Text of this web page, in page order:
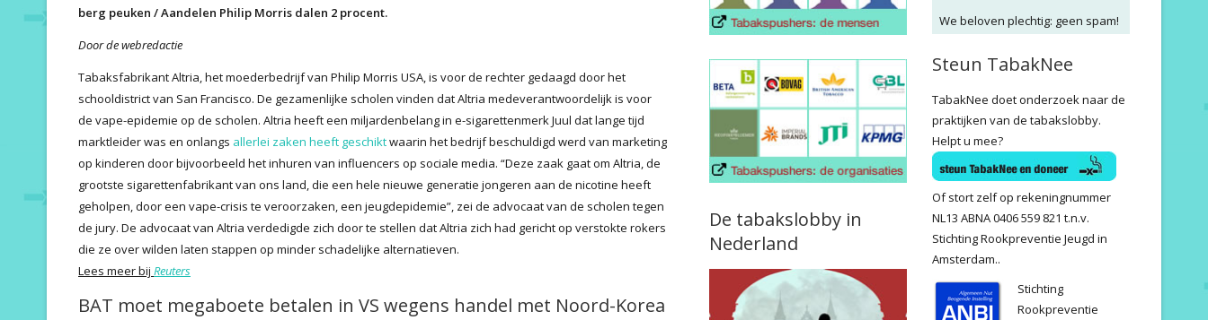
berg peuken / Aandelen Philip Morris dalen 2 procent.
Door de webredactie
Tabaksfabrikant Altria, het moederbedrijf van Philip Morris USA, is voor de rechter gedaagd door het
schooldistrict van San Francisco. De gezamenlijke scholen vinden dat Altria medeverantwoordelijk is voor
de vape-epidemie op de scholen. Altria heeft een miljardenbelang in e-sigarettenmerk Juul dat lange tijd
marktleider was en onlangs allerlei zaken heeft geschiktwaarin het bedrijf beschuldigd werd van marketing
op kinderen door bijvoorbeeld het inhuren van influencers op sociale media. “Deze zaak gaat om Altria, de
grootste sigarettenfabrikant van ons land, die een hele nieuwe generatie jongeren aan de nicotine heeft
geholpen, door een vape-crisis te veroorzaken, een jeugdepidemie”, zei de advocaat van de scholen tegen
de jury. De advocaat van Altria verdedigde zich door te stellen dat Altria zich had gericht op verstokte rokers
die ze over wilden laten stappen op minder schadelijke alternatieven.
Lees meer bij Reuters
BAT moet megaboete betalen in VS wegens handel met Noord-Korea
De tabakslobby in
Nederland
We beloven plechtig: geen spam!
Steun TabakNee
TabakNee doet onderzoek naar de
praktijken van de tabakslobby.
Helpt u mee?
Of stort zelf op rekeningnummer
NL13 ABNA 0406 559 821 t.n.v.
Stichting Rookpreventie Jeugd in
Amsterdam..
Stichting
Rookpreventie